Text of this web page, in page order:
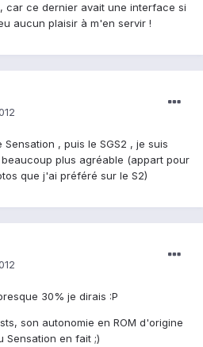
car ce dernier avait une interface si
aucun plaisir à m'en servir !
, puis le SGS2 , je suis
plus agréable (appart pour
que j'ai préféré sur le S2)
30% je dirais :P
son autonomie en ROM d'origine
Sensation en fait ;)